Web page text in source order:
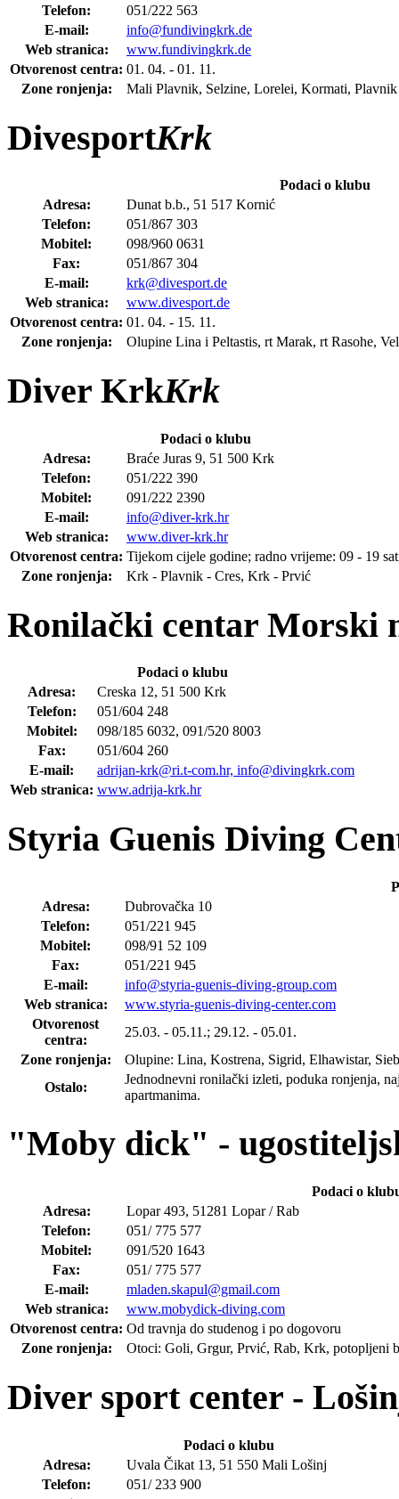
Telefon:
051/222 563
E-mail:
info@fundivingkrk.de
Web stranica:
www.fundivingkrk.de
Otvorenost centra: 01. 04. - 01. 11.
Zone ronjenja:
Mali Plavnik, Selzine, Lorelei, Kormati,
DivesportKrk
Podaci o klubu
Adresa:
Dunat b.b., 51 517 Kornić
Telefon:
051/867 303
Mobitel:
098/960 0631
Fax:
051/867 304
E-mail:
krk@divesport.de
Web stranica:
www.divesport.de
Otvorenost centra: 01. 04. - 15. 11.
Zone ronjenja:
Olupine Lina i Peltastis, rt Marak, rt Rasohe,
Diver KrkKrk
Podaci o klubu
Adresa:
Braće Juras 9, 51 500 Krk
Telefon:
051/222 390
Mobitel:
091/222 2390
E-mail:
info@diver-krk.hr
Web stranica:
www.diver-krk.hr
Otvorenost centra: Tijekom cijele godine; radno vrijeme: 09 - 19
Zone ronjenja:
Krk - Plavnik - Cres, Krk - Prvić
Ronilački centar Morski
Podaci o klubu
Adresa:
Creska 12, 51 500 Krk
Telefon:
051/604 248
Mobitel:
098/185 6032, 091/520 8003
Fax:
051/604 260
E-mail:
adrijan-krk@ri.t-com.hr, info@divingkrk.com
Web stranica: www.adrija-krk.hr
Styria Guenis Diving
Adresa:
Dubrovačka 10
Telefon:
051/221 945
Mobitel:
098/91 52 109
Fax:
051/221 945
E-mail:
info@styria-guenis-diving-group.com
Web stranica:
www.styria-guenis-diving-center.com
Otvorenost
centra:
25.03. - 05.11.; 29.12. - 05.01.
Zone ronjenja:
Olupine: Lina, Kostrena, Sigrid, Elhawistar,
Ostalo:
Jednodnevni ronilački izleti, poduka ronjenja,
apartmanima.
"Moby dick" -
Podaci o
Adresa:
Lopar 493, 51281 Lopar / Rab
Telefon:
051/ 775 577
Mobitel:
091/520 1643
Fax:
051/ 775 577
E-mail:
mladen.skapul@gmail.com
Web stranica:
www.mobydick-diving.com
Otvorenost centra: Od travnja do studenog i po dogovoru
Zone ronjenja:
Otoci: Goli, Grgur, Prvić, Rab, Krk, potopljeni
Diver sport center -
Podaci o klubu
Adresa:
Uvala Čikat 13, 51 550 Mali Lošinj
Telefon:
051/ 233 900